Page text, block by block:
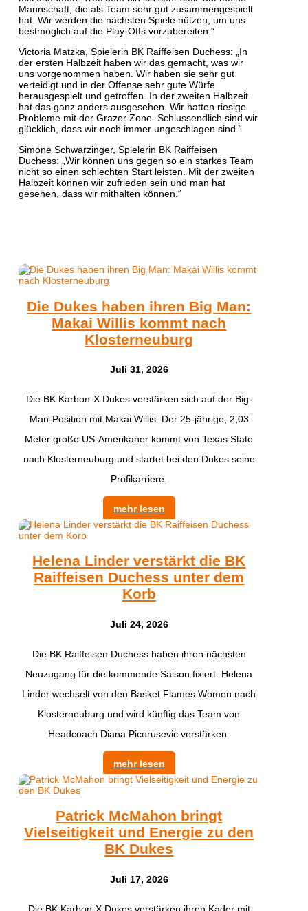
Mannschaft, die als Team sehr gut zusammengespielt
hat. Wir werden die nächsten Spiele nützen, um uns
bestmöglich auf die Play-Offs vorzubereiten.“
Victoria Matzka, Spielerin BK Raiffeisen Duchess: „In
der ersten Halbzeit haben wir das gemacht, was wir
uns vorgenommen haben. Wir haben sie sehr gut
verteidigt und in der Offense sehr gute Würfe
herausgespielt und getroffen. In der zweiten Halbzeit
hat das ganz anders ausgesehen. Wir hatten riesige
Probleme mit der Grazer Zone. Schlussendlich sind wir
glücklich, dass wir noch immer ungeschlagen sind.“
Simone Schwarzinger, Spielerin BK Raiffeisen
Duchess: „Wir können uns gegen so ein starkes Team
nicht so einen schlechten Start leisten. Mit der zweiten
Halbzeit können wir zufrieden sein und man hat
gesehen, dass wir mithalten können.“
Die Dukes haben ihren Big Man:
Makai Willis kommt nach
Klosterneuburg
Juli 31, 2026
​Die BK Karbon-X Dukes verstärken sich auf der Big-
Man-Position mit Makai Willis. Der 25-jährige, 2,03
Meter große US-Amerikaner kommt von Texas State
nach Klosterneuburg und startet bei den Dukes seine
Profikarriere.
mehr lesen
Helena Linder verstärkt die BK
Raiffeisen Duchess unter dem
Korb
Juli 24, 2026
Die BK Raiffeisen Duchess haben ihren nächsten
Neuzugang für die kommende Saison fixiert: Helena
Linder wechselt von den Basket Flames Women nach
Klosterneuburg und wird künftig das Team von
Headcoach Diana Picorusevic verstärken.
mehr lesen
Patrick McMahon bringt
Vielseitigkeit und Energie zu den
BK Dukes
Juli 17, 2026
Die BK Karbon-X Dukes verstärken ihren Kader mit